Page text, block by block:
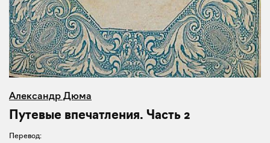
Александр Дюма
Путевые впечатления. Часть 2
Перевод: